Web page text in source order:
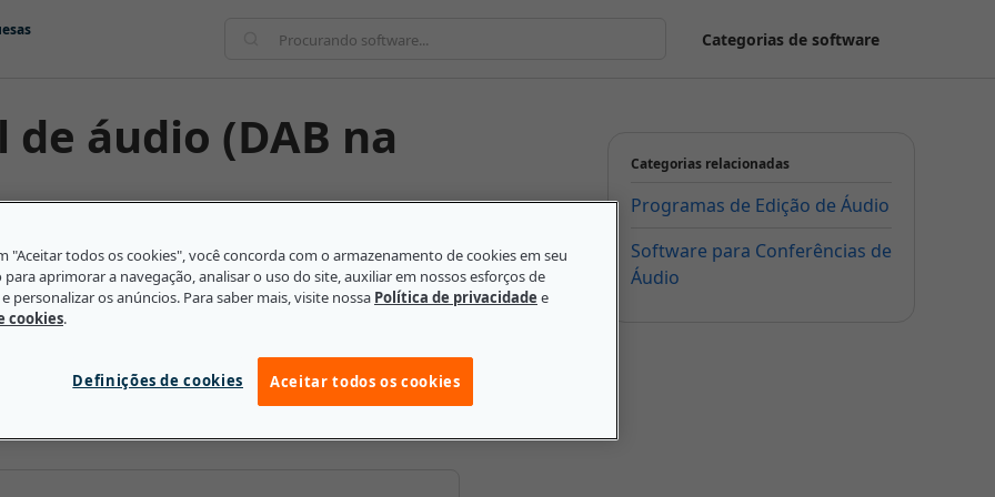
Categorias de software
é um tipo de rede de rádio que envia sinais
é mais forte e sua qualidade é mais alta. Com a
do rádio para que os ouvintes leiam acerca do
permitir a transmissão via satélite. A
mas, em 2021, operava em 42
Categorias relacionadas
Programas de Edição de Áudio
Software para Conferências de
Áudio
"Aceitar todos os cookies", você concorda com o armazenamento de cookies em seu
aprimorar a navegação, analisar o uso do site, auxiliar em nossos esforços de
personalizar os anúncios. Para saber mais, visite nossa Política de privacidade e
cookies.
Definições de cookies Aceitar todos os cookies